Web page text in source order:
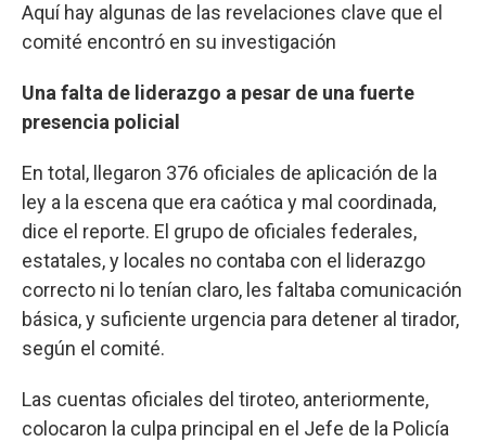
Aquí hay algunas de las revelaciones clave que el
comité encontró en su investigación
Una falta de liderazgo a pesar de una fuerte
presencia policial
En total, llegaron 376 oficiales de aplicación de la
ley a la escena que era caótica y mal coordinada,
dice el reporte. El grupo de oficiales federales,
estatales, y locales no contaba con el liderazgo
correcto ni lo tenían claro, les faltaba comunicación
básica, y suficiente urgencia para detener al tirador,
según el comité.
Las cuentas oficiales del tiroteo, anteriormente,
colocaron la culpa principal en el Jefe de la Policía